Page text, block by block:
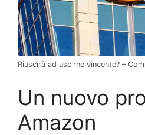
Riuscirà ad uscirne vincente? –
Un nuovo
Amazon